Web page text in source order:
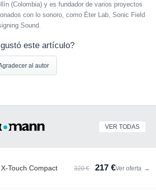
(Colombia) y es fundador de varios proyectos
con lo sonoro, como Éter Lab, Sonic Field
Sound.
este artículo?
al autor
VER TODAS
Touch Compact 320 € 217 €Ver oferta →